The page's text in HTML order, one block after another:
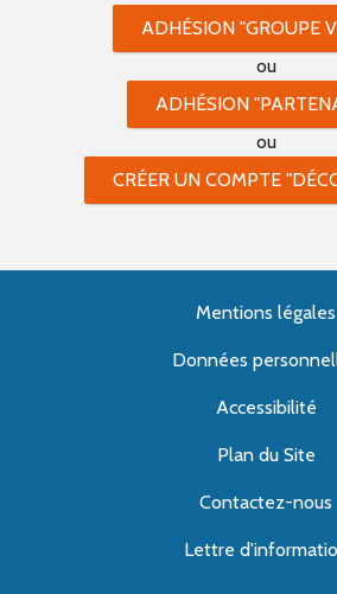
ADHÉSION "GROUPE
ou
ADHÉSION
ou
CRÉER UN COMPTE
Mentions légales
Données
Accessibilité
Plan du Site
Contactez-nous
Lettre